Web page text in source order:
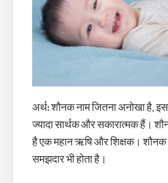
अर्थ:शौनक नाम जितना अनोखा है,
ज्यादा सार्थक और सकारात्मक हैं।
है एक महान ऋषि और शिक्षक। शौनक
समझदार भी होता है।